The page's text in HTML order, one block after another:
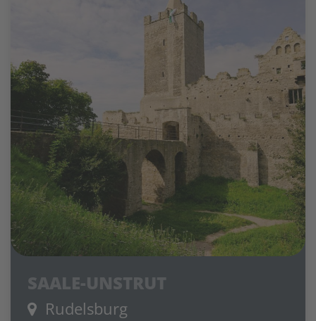
SAALE-UNSTRUT
Rudelsburg